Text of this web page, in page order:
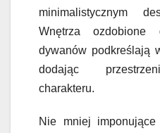
minimalistycznym
Wnętrza ozdobione
dywanów podkreślają
dodając
charakteru.
Nie mniej